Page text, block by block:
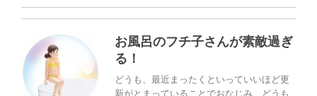
お風呂のフチ子さんが素敵過ぎ
る！
どうも、最近まったくといっていいほど更
新がとまっていることでおなじみ、どうも